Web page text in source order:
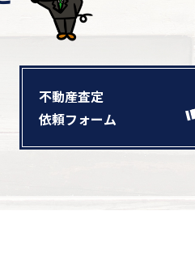
不動産査定
依頼フォーム